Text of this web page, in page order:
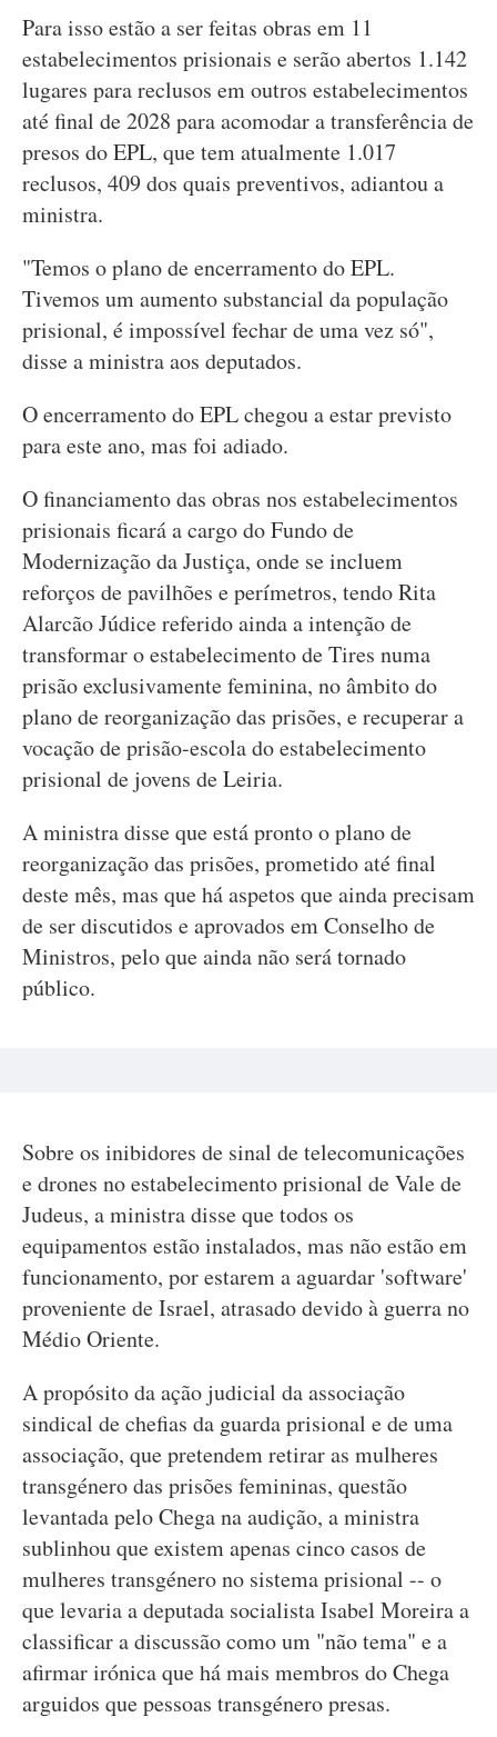
Para isso estão a ser feitas obras em 11
estabelecimentos prisionais e serão abertos 1.142
lugares para reclusos em outros estabelecimentos
até final de 2028 para acomodar a transferência de
presos do EPL, que tem atualmente 1.017
reclusos, 409 dos quais preventivos, adiantou a
ministra.
"Temos o plano de encerramento do EPL.
Tivemos um aumento substancial da população
prisional, é impossível fechar de uma vez só",
disse a ministra aos deputados.
O encerramento do EPL chegou a estar previsto
para este ano, mas foi adiado.
O financiamento das obras nos estabelecimentos
prisionais ficará a cargo do Fundo de
Modernização da Justiça, onde se incluem
reforços de pavilhões e perímetros, tendo Rita
Alarcão Júdice referido ainda a intenção de
transformar o estabelecimento de Tires numa
prisão exclusivamente feminina, no âmbito do
plano de reorganização das prisões, e recuperar a
vocação de prisão-escola do estabelecimento
prisional de jovens de Leiria.
A ministra disse que está pronto o plano de
reorganização das prisões, prometido até final
deste mês, mas que há aspetos que ainda precisam
de ser discutidos e aprovados em Conselho de
Ministros, pelo que ainda não será tornado
público.
Sobre os inibidores de sinal de telecomunicações
e drones no estabelecimento prisional de Vale de
Judeus, a ministra disse que todos os
equipamentos estão instalados, mas não estão em
funcionamento, por estarem a aguardar 'software'
proveniente de Israel, atrasado devido à guerra no
Médio Oriente.
A propósito da ação judicial da associação
sindical de chefias da guarda prisional e de uma
associação, que pretendem retirar as mulheres
transgénero das prisões femininas, questão
levantada pelo Chega na audição, a ministra
sublinhou que existem apenas cinco casos de
mulheres transgénero no sistema prisional -- o
que levaria a deputada socialista Isabel Moreira a
classificar a discussão como um "não tema" e a
afirmar irónica que há mais membros do Chega
arguidos que pessoas transgénero presas.